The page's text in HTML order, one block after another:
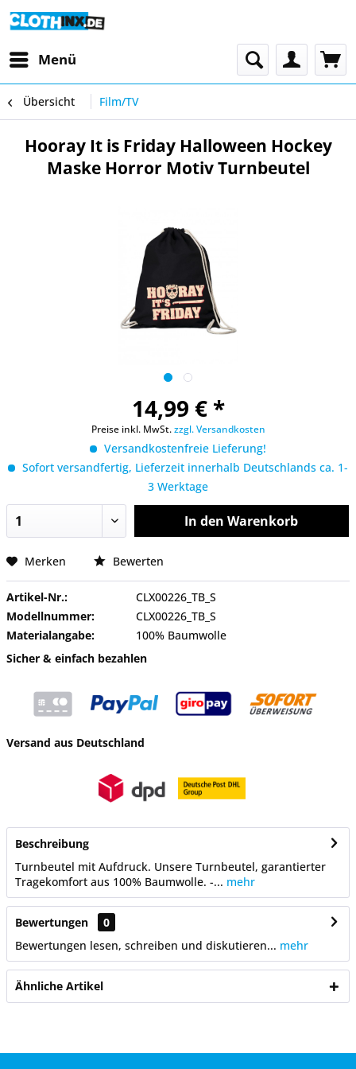
Menü
Übersicht Film/TV
Hooray It is Friday Halloween Hockey
Maske Horror Motiv Turnbeutel
14,99 € *
Preise inkl. MwSt.zzgl. Versandkosten
Versandkostenfreie Lieferung!
Sofort versandfertig, Lieferzeit innerhalb Deutschlands ca. 1-
3 Werktage
In den Warenkorb
Merken Bewerten
Artikel-Nr.:
CLX00226_TB_S
Modellnummer:
CLX00226_TB_S
Materialangabe:
100% Baumwolle
Sicher & einfach bezahlen
Versand aus Deutschland
Beschreibung
Turnbeutel mit Aufdruck. Unsere Turnbeutel, garantierter
Tragekomfort aus 100% Baumwolle. -... mehr
Bewertungen
0
Bewertungen lesen, schreiben und diskutieren... mehr
Ähnliche Artikel